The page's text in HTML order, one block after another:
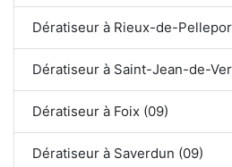
Dératiseur à Rieux-de-
Dératiseur à Saint-Jean-de-
Dératiseur à Foix (09)
Dératiseur à Saverdun (09)